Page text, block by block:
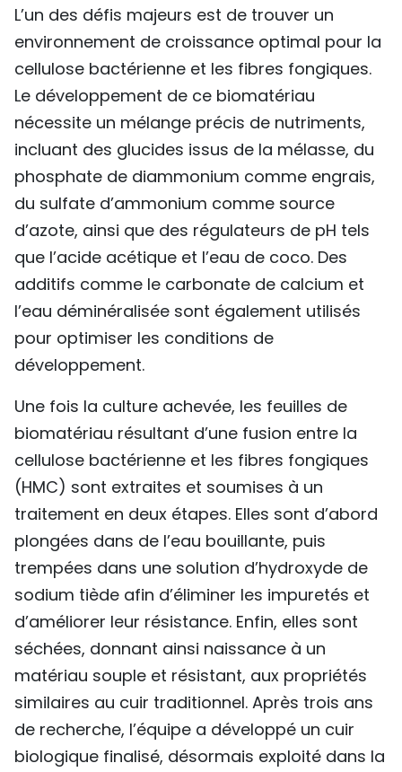
L’un des défis majeurs est de trouver un
environnement de croissance optimal pour la
cellulose bactérienne et les fibres fongiques.
Le développement de ce biomatériau
nécessite un mélange précis de nutriments,
incluant des glucides issus de la mélasse, du
phosphate de diammonium comme engrais,
du sulfate d’ammonium comme source
d’azote, ainsi que des régulateurs de pH tels
que l’acide acétique et l’eau de coco. Des
additifs comme le carbonate de calcium et
l’eau déminéralisée sont également utilisés
pour optimiser les conditions de
développement.
Une fois la culture achevée, les feuilles de
biomatériau résultant d’une fusion entre la
cellulose bactérienne et les fibres fongiques
(HMC) sont extraites et soumises à un
traitement en deux étapes. Elles sont d’abord
plongées dans de l’eau bouillante, puis
trempées dans une solution d’hydroxyde de
sodium tiède afin d’éliminer les impuretés et
d’améliorer leur résistance. Enfin, elles sont
séchées, donnant ainsi naissance à un
matériau souple et résistant, aux propriétés
similaires au cuir traditionnel. Après trois ans
de recherche, l’équipe a développé un cuir
biologique finalisé, désormais exploité dans la